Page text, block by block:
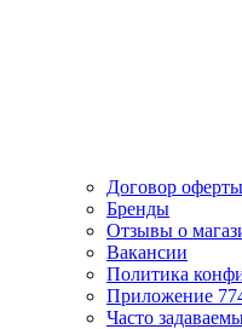
Договор оферты
Бренды
Отзывы о
Вакансии
Политика
Приложение
Часто